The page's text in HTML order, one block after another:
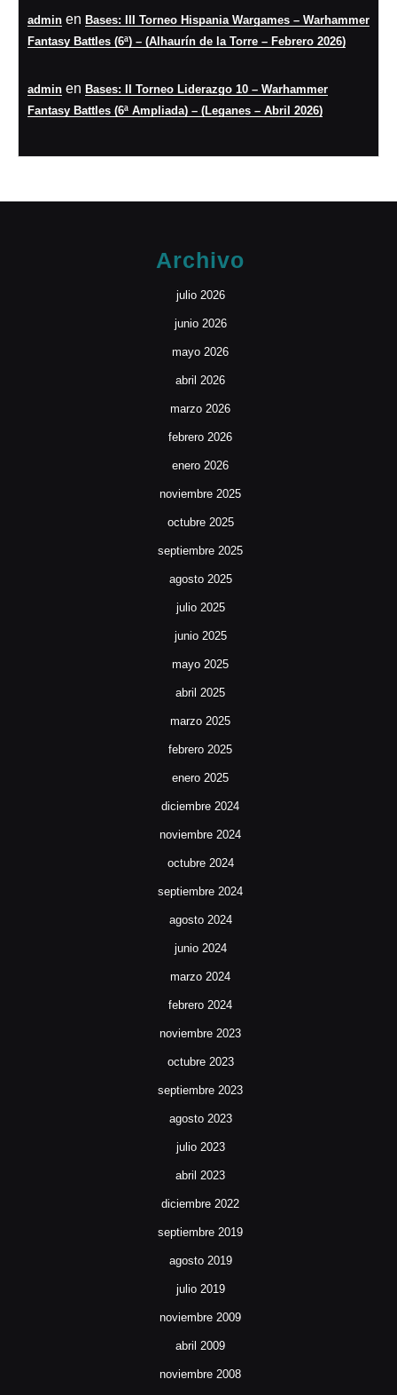
admin en Bases: III Torneo Hispania Wargames – Warhammer
Fantasy Battles (6ª) – (Alhaurín de la Torre – Febrero 2026)
admin en Bases: II Torneo Liderazgo 10 – Warhammer
Fantasy Battles (6ª Ampliada) – (Leganes – Abril 2026)
Archivo
julio 2026
junio 2026
mayo 2026
abril 2026
marzo 2026
febrero 2026
enero 2026
noviembre 2025
octubre 2025
septiembre 2025
agosto 2025
julio 2025
junio 2025
mayo 2025
abril 2025
marzo 2025
febrero 2025
enero 2025
diciembre 2024
noviembre 2024
octubre 2024
septiembre 2024
agosto 2024
junio 2024
marzo 2024
febrero 2024
noviembre 2023
octubre 2023
septiembre 2023
agosto 2023
julio 2023
abril 2023
diciembre 2022
septiembre 2019
agosto 2019
julio 2019
noviembre 2009
abril 2009
noviembre 2008